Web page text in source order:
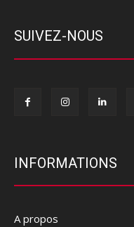
SUIVEZ-NOUS
INFORMATIONS
A propos